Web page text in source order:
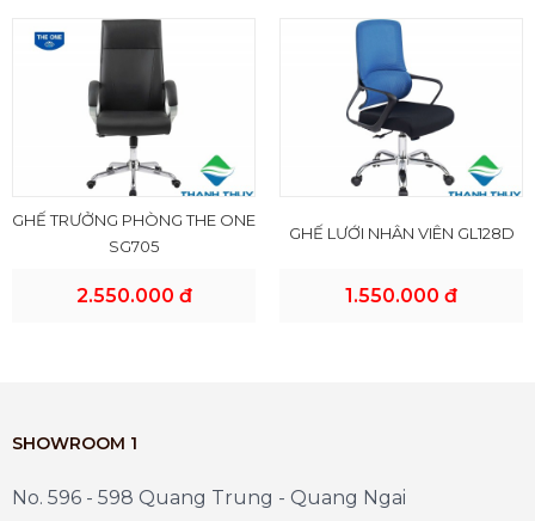
GHẾ TRƯỞNG PHÒNG THE ONE
SG705
2.550.000 đ
GHẾ LƯỚI NHÂN VIÊN GL128D
1.550.000 đ
SHOWROOM 1
No. 596 - 598 Quang Trung - Quang Ngai